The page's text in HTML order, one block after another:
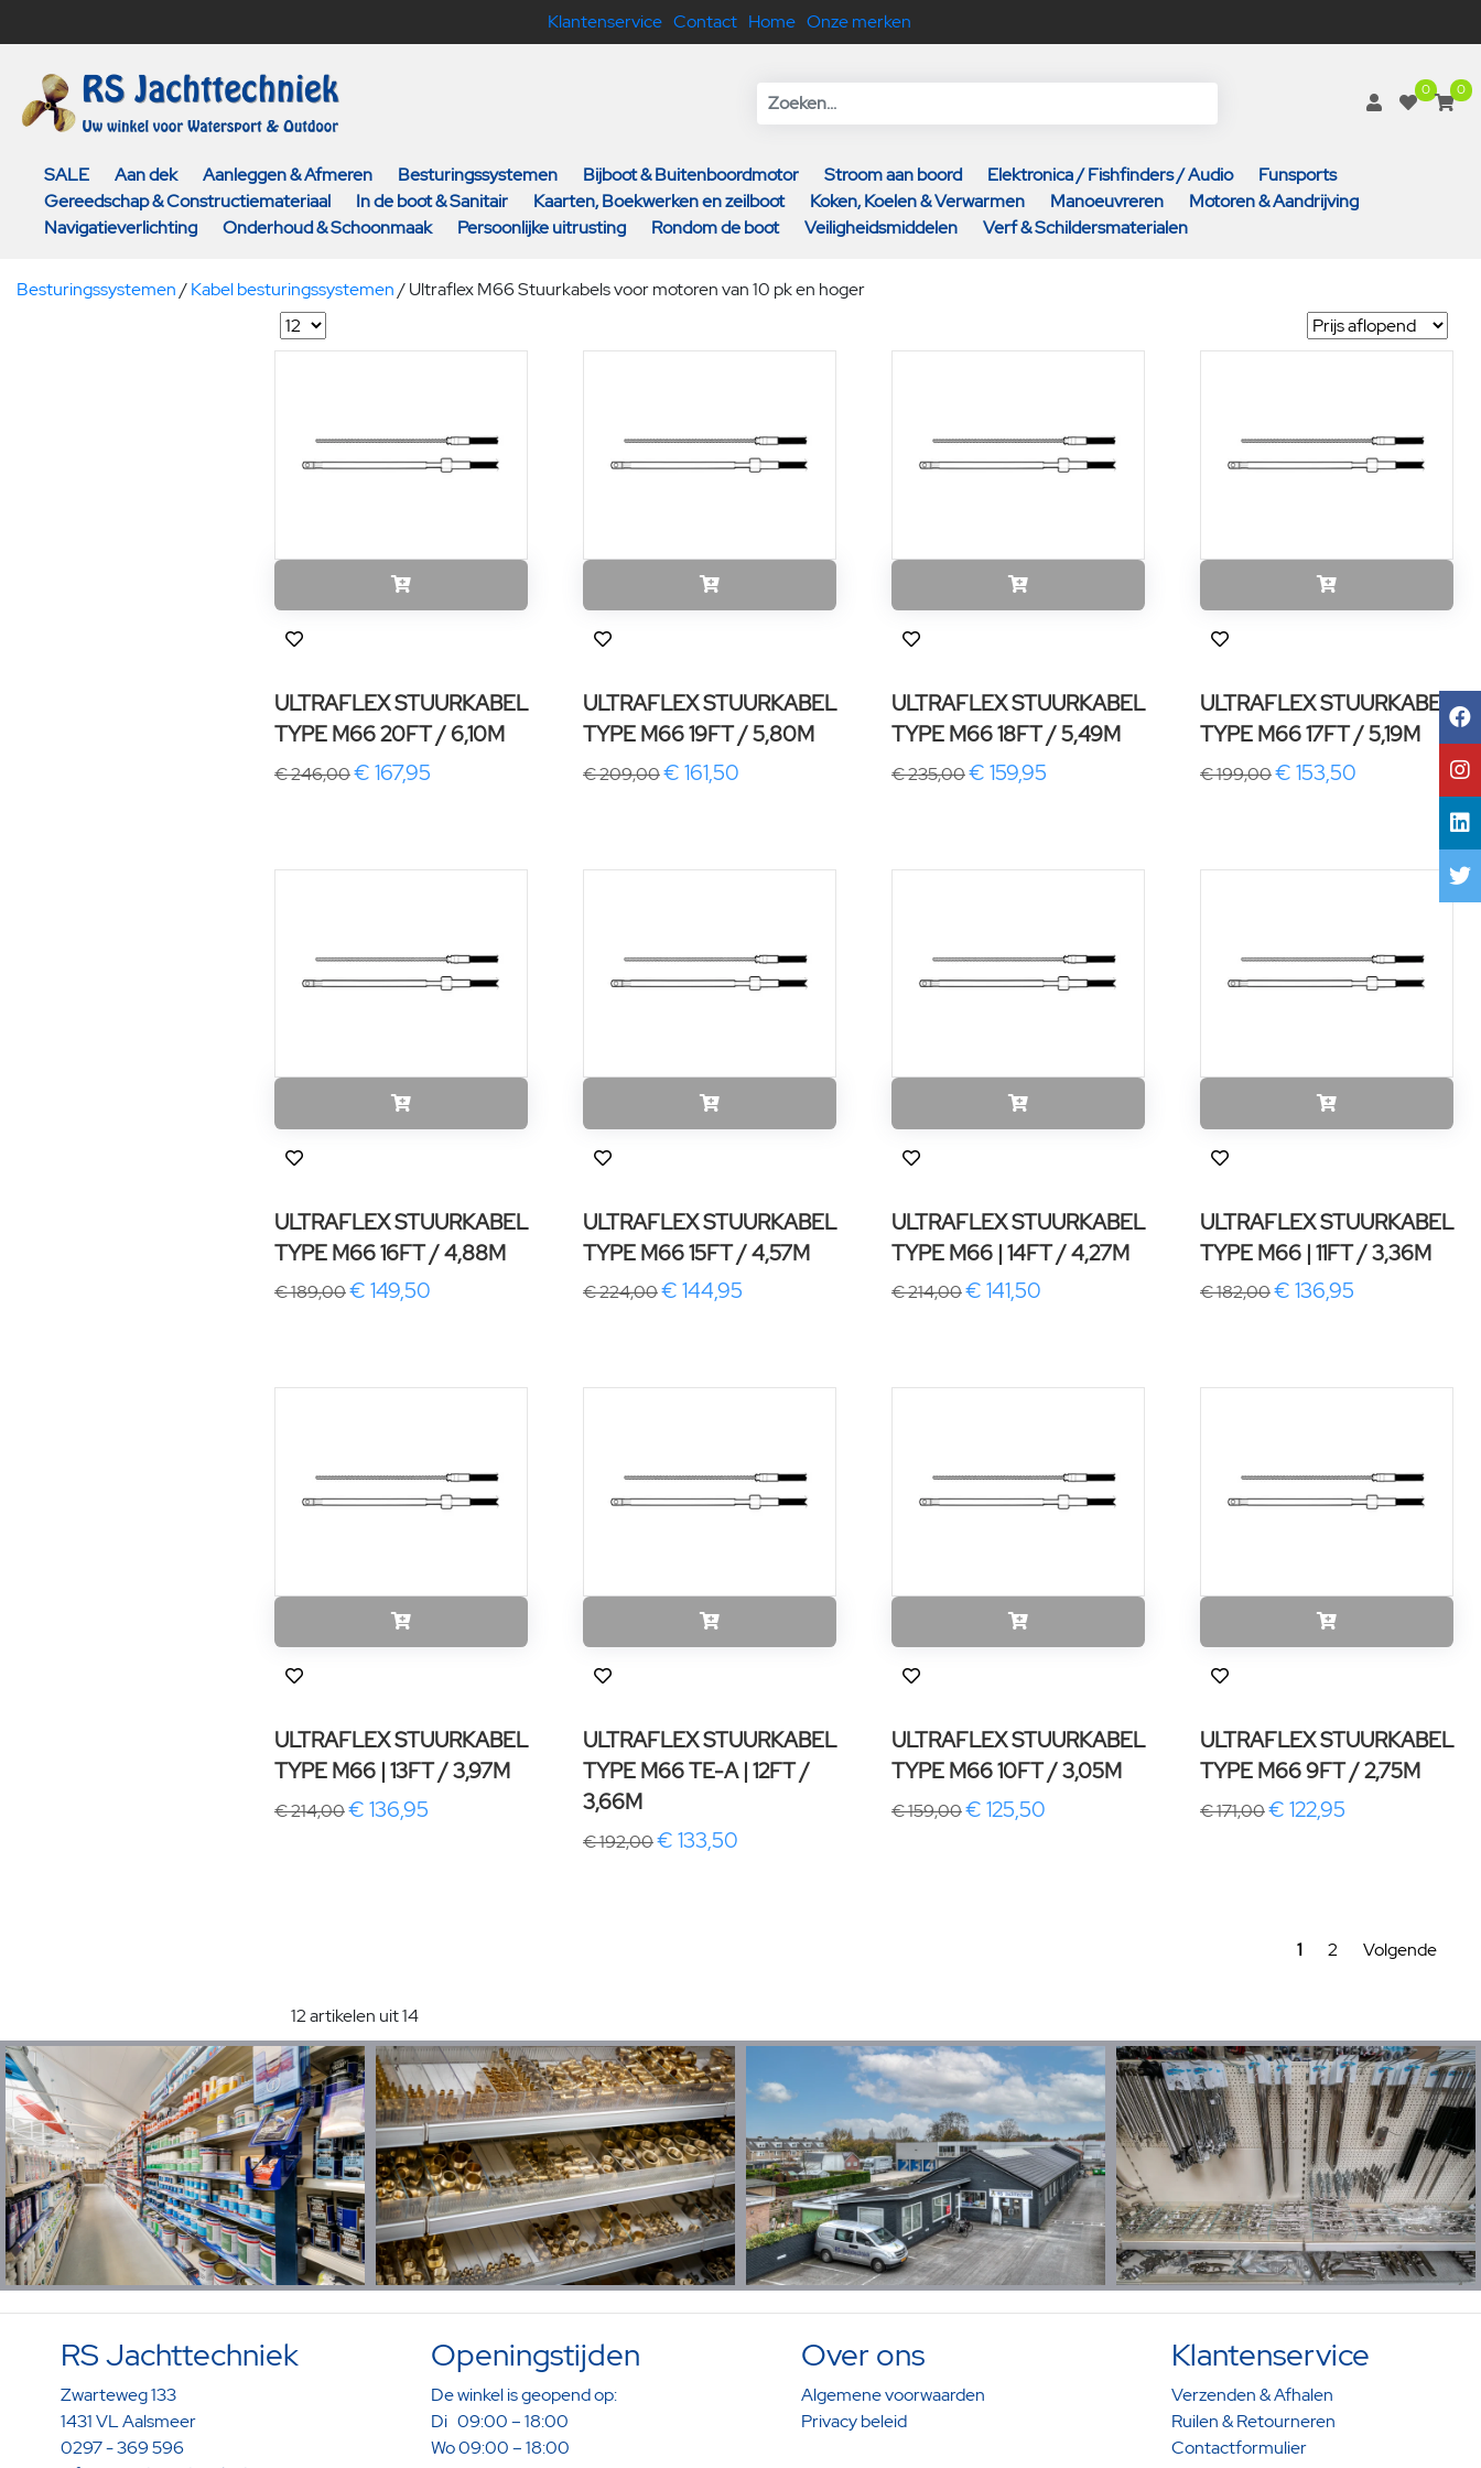
Klantenservice Contact Home Onze merken
0 0
SALE Aan dek Aanleggen & Afmeren Besturingssystemen Bijboot & Buitenboordmotor Stroom aan boord Elektronica / Fishfinders / Audio
Funsports
Gereedschap & Constructiemateriaal
In de boot & Sanitair Kaarten, Boekwerken en zeilboot Koken, Koelen & Verwarmen Manoeuvreren
Motoren & Aandrijving
Navigatieverlichting
Onderhoud & Schoonmaak Persoonlijke uitrusting Rondom de boot Veiligheidsmiddelen Verf & Schildersmaterialen
Besturingssystemen/Kabel besturingssystemen/Ultraflex M66 Stuurkabels voor motoren van 10 pk en hoger
ULTRAFLEX STUURKABEL
TYPE M66 20FT / 6,10M
€ 246,00€ 167,95
ULTRAFLEX STUURKABEL
TYPE M66 19FT / 5,80M
€ 209,00€ 161,50
ULTRAFLEX STUURKABEL
TYPE M66 18FT / 5,49M
€ 235,00€ 159,95
ULTRAFLEX STUURKABEL
TYPE M66 17FT / 5,19M
€ 199,00€ 153,50
ULTRAFLEX STUURKABEL
TYPE M66 16FT / 4,88M
€ 189,00€ 149,50
ULTRAFLEX STUURKABEL
TYPE M66 15FT / 4,57M
€ 224,00€ 144,95
ULTRAFLEX STUURKABEL
TYPE M66 | 14FT / 4,27M
€ 214,00€ 141,50
ULTRAFLEX STUURKABEL
TYPE M66 | 11FT / 3,36M
€ 182,00€ 136,95
ULTRAFLEX STUURKABEL
TYPE M66 | 13FT / 3,97M
€ 214,00€ 136,95
ULTRAFLEX STUURKABEL
TYPE M66 TE-A | 12FT /
3,66M
€ 192,00€ 133,50
ULTRAFLEX STUURKABEL
TYPE M66 10FT / 3,05M
€ 159,00€ 125,50
ULTRAFLEX STUURKABEL
TYPE M66 9FT / 2,75M
€ 171,00€ 122,95
1 2 Volgende
12 artikelen uit 14
RS Jachttechniek
Zwarteweg 133
1431 VL Aalsmeer
0297 - 369 596
Openingstijden
De winkel is geopend op:
Di 09:00 – 18:00
Wo 09:00 – 18:00
Over ons
Algemene voorwaarden
Privacy beleid
Klantenservice
Verzenden & Afhalen
Ruilen & Retourneren
Contactformulier